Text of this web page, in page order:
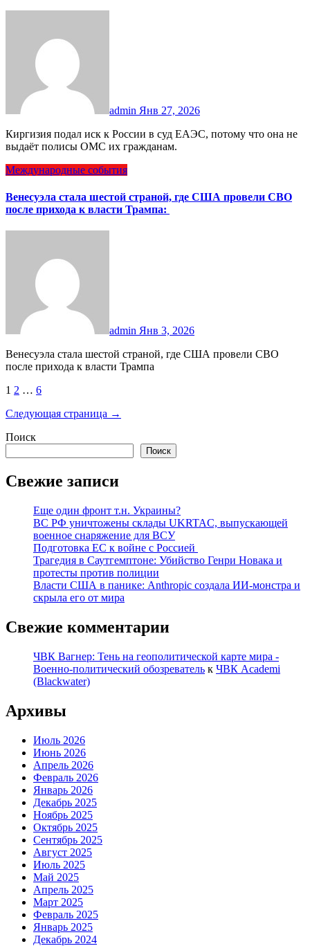
admin Янв 27, 2026
Киргизия подал иск к России в cуд ЕАЭС, потому что она не
выдаёт полисы ОМС их гражданам.
Международные события
Венесуэла стала шестой страной, где США провели СВО
после прихода к власти Трампа:
admin Янв 3, 2026
Венесуэла стала шестой страной, где США провели СВО
после прихода к власти Трампа
Пагинация
записей
1 2 … 6
Следующая страница →
Поиск
Поиск
Свежие записи
Еще один фронт т.н. Украины?
ВС РФ уничтожены склады UKRTAC, выпускающей
военное снаряжение для ВСУ
Подготовка ЕС к войне с Россией
Трагедия в Саутгемптоне: Убийство Генри Новака и
протесты против полиции
Власти США в панике: Anthropic создала ИИ-монстра и
скрыла его от мира
Свежие комментарии
ЧВК Вагнер: Тень на геополитической карте мира -
Военно-политический обозреватель к ЧВК Academi
(Blackwater)
Архивы
Июль 2026
Июнь 2026
Апрель 2026
Февраль 2026
Январь 2026
Декабрь 2025
Ноябрь 2025
Октябрь 2025
Сентябрь 2025
Август 2025
Июль 2025
Май 2025
Апрель 2025
Март 2025
Февраль 2025
Январь 2025
Декабрь 2024